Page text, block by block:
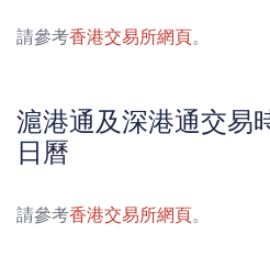
請參考香港交易所網頁。
滬港通及深港通交易
日曆
請參考香港交易所網頁。